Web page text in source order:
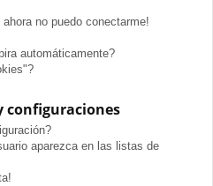
no puedo conectarme!
automáticamente?
configuraciones
aparezca en las listas de